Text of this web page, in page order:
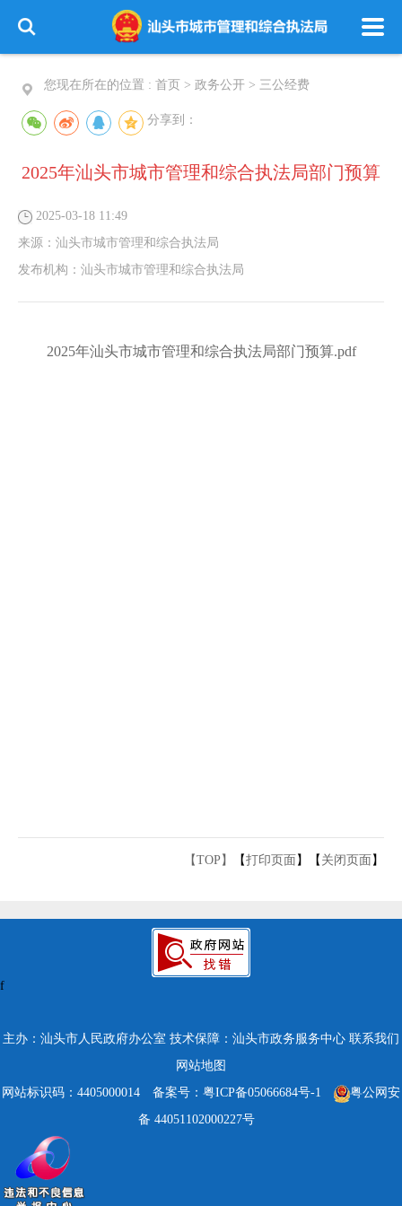
您现在所在的位置 : 首页 > 政务公开 > 三公经费
分享到：
2025年汕头市城市管理和综合执法局部门预算
2025-03-18 11:49
来源： 汕头市城市管理和综合执法局
发布机构： 汕头市城市管理和综合执法局
2025年汕头市城市管理和综合执法局部门预算.pdf
【TOP】 【打印页面 】【 关闭页面 】
主办：汕头市人民政府办公室 技术保障：汕头市政务服务中心 联系我们
网站地图
网站标识码：4405000014
备案号：粤ICP备05066684号-1
粤公网安
备 44051102000227号
f